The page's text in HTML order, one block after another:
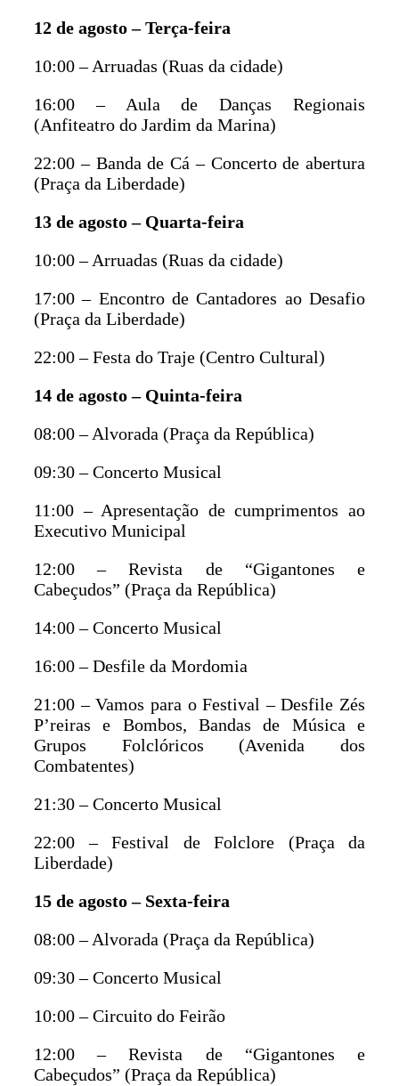
12 de agosto – Terça-feira
10:00 – Arruadas (Ruas da cidade)
16:00 – Aula de Danças Regionais
(Anfiteatro do Jardim da Marina)
22:00 – Banda de Cá – Concerto de abertura
(Praça da Liberdade)
13 de agosto – Quarta-feira
10:00 – Arruadas (Ruas da cidade)
17:00 – Encontro de Cantadores ao Desafio
(Praça da Liberdade)
22:00 – Festa do Traje (Centro Cultural)
14 de agosto – Quinta-feira
08:00 – Alvorada (Praça da República)
09:30 – Concerto Musical
11:00 – Apresentação de cumprimentos ao
Executivo Municipal
12:00 – Revista de “Gigantones e
Cabeçudos” (Praça da República)
14:00 – Concerto Musical
16:00 – Desfile da Mordomia
21:00 – Vamos para o Festival – Desfile Zés
P’reiras e Bombos, Bandas de Música e
Grupos Folclóricos (Avenida dos
Combatentes)
21:30 – Concerto Musical
22:00 – Festival de Folclore (Praça da
Liberdade)
15 de agosto – Sexta-feira
08:00 – Alvorada (Praça da República)
09:30 – Concerto Musical
10:00 – Circuito do Feirão
12:00 – Revista de “Gigantones e
Cabeçudos” (Praça da República)